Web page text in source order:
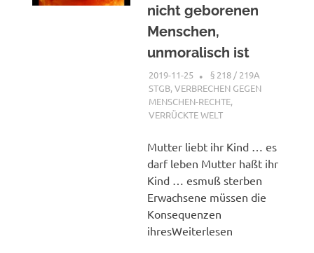
nicht geborenen
Menschen,
unmoralisch ist
2019-11-25 G A
§ 218 / 219A
STGB,VERBRECHEN GEGEN
MENSCHEN-RECHTE,
VERRÜCKTE WELT
Mutter liebt ihr Kind … es
darf leben Mutter haßt ihr
Kind … esmuß sterben
Erwachsene müssen die
Konsequenzen
ihresWeiterlesen